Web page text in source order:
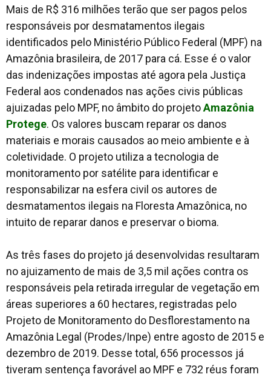
Mais de R$ 316 milhões terão que ser pagos pelos
responsáveis por desmatamentos ilegais
identificados pelo Ministério Público Federal (MPF) na
Amazônia brasileira, de 2017 para cá. Esse é o valor
das indenizações impostas até agora pela Justiça
Federal aos condenados nas ações civis públicas
ajuizadas pelo MPF, no âmbito do projetoAmazônia
Protege. Os valores buscam reparar os danos
materiais e morais causados ao meio ambiente e à
coletividade. O projeto utiliza a tecnologia de
monitoramento por satélite para identificar e
responsabilizar na esfera civil os autores de
desmatamentos ilegais na Floresta Amazônica, no
intuito de reparar danos e preservar o bioma.
As três fases do projeto já desenvolvidas resultaram
no ajuizamento de mais de 3,5 mil ações contra os
responsáveis pela retirada irregular de vegetação em
áreas superiores a 60 hectares, registradas pelo
Projeto de Monitoramento do Desflorestamento na
Amazônia Legal (Prodes/Inpe) entre agosto de 2015 e
dezembro de 2019. Desse total, 656 processos já
tiveram sentença favorável ao MPF e 732 réus foram